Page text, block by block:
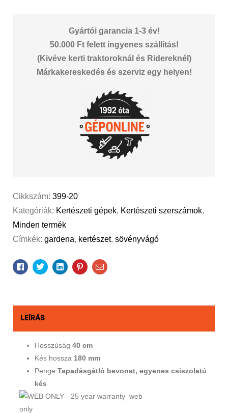
Gyártói garancia 1-3 év!
50.000 Ft felett ingyenes szállítás!
(Kivéve kerti traktoroknál és Ridereknél)
Márkakereskedés és szerviz egy helyen!
Cikkszám: 399-20
Kategóriák: Kertészeti gépek, Kertészeti szerszámok,
Minden termék
Címkék: gardena, kertészet, sövényvágó
Facebook
TwitterLinkedinPinterestEmail
LEÍRÁS
Hosszúság 40 cm
Kés hossza 180 mm
Penge Tapadásgátló bevonat, egyenes csiszolatú
kés